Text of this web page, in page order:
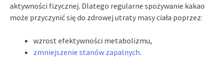
aktywności fizycznej. Dlatego regularne spożywanie kakao
może przyczynić się do zdrowej utraty masy ciała poprzez:
wzrost efektywności metabolizmu,
zmniejszenie stanów zapalnych.